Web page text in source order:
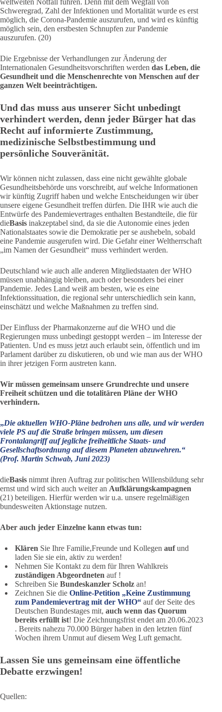
Schweregrad, Zahl der Infektionen und Mortalität wurde es erst
möglich, die Corona-Pandemie auszurufen, und wird es künftig
möglich sein, den erstbesten Schnupfen zur Pandemie
auszurufen. (20)
Die Ergebnisse der Verhandlungen zur Änderung der
Internationalen Gesundheitsvorschriften werden das Leben, die
Gesundheit und die Menschenrechte von Menschen auf der
ganzen Welt beeinträchtigen.
Und das muss aus unserer Sicht unbedingt
verhindert werden, denn jeder Bürger hat das
Recht auf informierte Zustimmung,
medizinische Selbstbestimmung und
persönliche Souveränität.
Wir können nicht zulassen, dass eine nicht gewählte globale
Gesundheitsbehörde uns vorschreibt, auf welche Informationen
wir künftig Zugriff haben und welche Entscheidungen wir über
unsere eigene Gesundheit treffen dürfen. Die IHR wie auch die
Entwürfe des Pandemievertrages enthalten Bestandteile, die für
dieBasis inakzeptabel sind, da sie die Autonomie eines jeden
Nationalstaates sowie die Demokratie per se aushebeln, sobald
eine Pandemie ausgerufen wird. Die Gefahr einer Weltherrschaft
„im Namen der Gesundheit“ muss verhindert werden.
Deutschland wie auch alle anderen Mitgliedstaaten der WHO
müssen unabhängig bleiben, auch oder besonders bei einer
Pandemie. Jedes Land weiß am besten, wie es eine
Infektionssituation, die regional sehr unterschiedlich sein kann,
einschätzt und welche Maßnahmen zu treffen sind.
Der Einfluss der Pharmakonzerne auf die WHO und die
Regierungen muss unbedingt gestoppt werden – im Interesse der
Patienten. Und es muss jetzt auch erlaubt sein, öffentlich und im
Parlament darüber zu diskutieren, ob und wie man aus der WHO
in ihrer jetzigen Form austreten kann.
Wir müssen gemeinsam unsere Grundrechte und unsere
Freiheit schützen und die totalitären Pläne der WHO
verhindern.
„Die aktuellen WHO-Pläne bedrohen uns alle, und wir werden
viele PS auf die Straße bringen müssen, um diesen
Frontalangriff auf jegliche freiheitliche Staats- und
Gesellschaftsordnung auf diesem Planeten abzuwehren.“
(Prof. Martin Schwab, Juni 2023)
dieBasis nimmt ihren Auftrag zur politischen Willensbildung sehr
ernst und wird sich auch weiter an Aufklärungskampagnen
(21) beteiligen. Hierfür werden wir u.a. unsere regelmäßigen
bundesweiten Aktionstage nutzen.
Aber auch jeder Einzelne kann etwas tun:
Klären Sie Ihre Familie,Freunde und Kollegenaufund
laden Sie sie ein, aktiv zu werden!
Nehmen Sie Kontakt zu dem für Ihren Wahlkreis
zuständigen Abgeordneten auf !
Schreiben SieBundeskanzler Scholz an!
Zeichnen Sie dieOnline-Petition „Keine Zustimmung
zum Pandemievertrag mit der WHO“ auf der Seite des
Deutschen Bundestages mit,auch wenn das Quorum
bereits erfüllt ist! Die Zeichnungsfrist endet am 20.06.2023
. Bereits nahezu 70.000 Bürger haben in den letzten fünf
Wochen ihrem Unmut auf diesem Weg Luft gemacht.
Lassen Sie uns gemeinsam eine öffentliche
Debatte erzwingen!
Quellen: